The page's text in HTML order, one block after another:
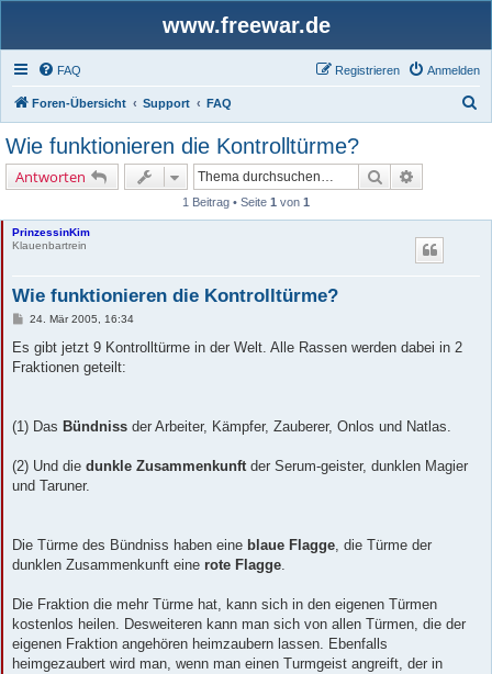
www.freewar.de
FAQ Anmelden
Registrieren
Foren-Übersicht Support FAQ
Wie funktionieren die Kontrolltürme?
Antworten Suche
1 Beitrag • Seite 1 von 1
PrinzessinKim
Klauenbartrein
Wie funktionieren die Kontrolltürme?
B
i
r
24. Mär 2005, 16:34
Es gibt jetzt 9 Kontrolltürme in der Welt. Alle Rassen werden dabei in 2
Fraktionen geteilt:
(1) Das Bündniss der Arbeiter, Kämpfer, Zauberer, Onlos und Natlas.
(2) Und die dunkle Zusammenkunftder Serum-geister, dunklen Magier
und Taruner.
Die Türme des Bündniss haben eine blaue Flagge, die Türme der
dunklen Zusammenkunft eine rote Flagge.
Die Fraktion die mehr Türme hat, kann sich in den eigenen Türmen
kostenlos heilen. Desweiteren kann man sich von allen Türmen, die der
eigenen Fraktion angehören heimzaubern lassen. Ebenfalls
heimgezaubert wird man, wenn man einen Turmgeist angreift, der in